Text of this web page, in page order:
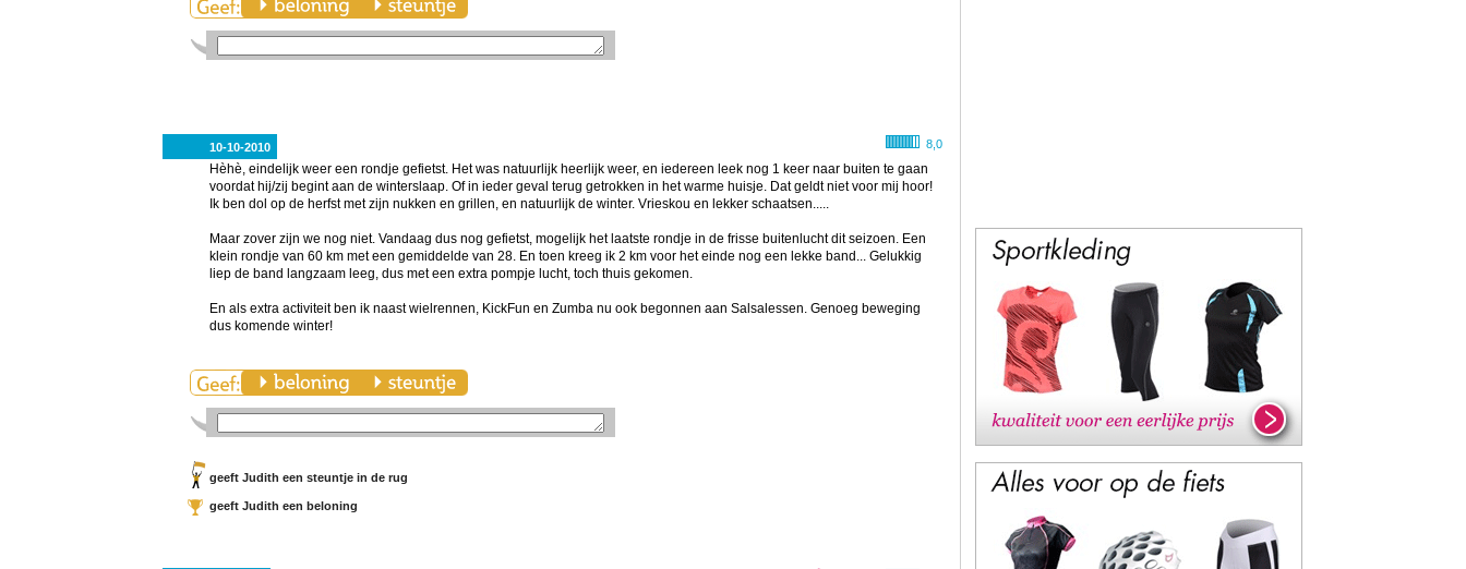
10-10-2010 8,0
Hèhè, eindelijk weer een rondje gefietst. Het was natuurlijk heerlijk weer, en iedereen leek nog 1 keer naar buiten te gaan
voordat hij/zij begint aan de winterslaap. Of in ieder geval terug getrokken in het warme huisje. Dat geldt niet voor mij hoor!
Ik ben dol op de herfst met zijn nukken en grillen, en natuurlijk de winter. Vrieskou en lekker schaatsen.....
Maar zover zijn we nog niet. Vandaag dus nog gefietst, mogelijk het laatste rondje in de frisse buitenlucht dit seizoen. Een
klein rondje van 60 km met een gemiddelde van 28. En toen kreeg ik 2 km voor het einde nog een lekke band... Gelukkig
liep de band langzaam leeg, dus met een extra pompje lucht, toch thuis gekomen.
En als extra activiteit ben ik naast wielrennen, KickFun en Zumba nu ook begonnen aan Salsalessen. Genoeg beweging
dus komende winter!
geeft Judith een steuntje in de rug
geeft Judith een beloning